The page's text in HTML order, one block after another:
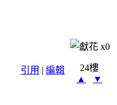
x0
引用 | 編輯
24樓
▲
▼